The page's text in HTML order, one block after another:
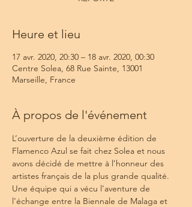
Heure et lieu
17 avr. 2020, 20:30 – 18 avr. 2020, 00:30
Centre Solea, 68 Rue Sainte, 13001
Marseille, France
À propos de l'événement
L’ouverture de la deuxième édition de
Flamenco Azul se fait chez Solea et nous
avons décidé de mettre à l’honneur des
artistes français de la plus grande qualité.
Une équipe qui a vécu l’aventure de
l’échange entre la Biennale de Malaga et